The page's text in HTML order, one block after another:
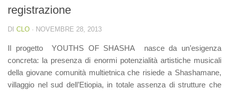
registrazione
DI CLO · NOVEMBRE 28, 2013
Il progetto YOUTHS OF SHASHA nasce da un’esigenza
concreta: la presenza di enormi potenzialità artistiche musicali
della giovane comunità multietnica che risiede a Shashamane,
villaggio nel sud dell’Etiopia, in totale assenza di strutture che